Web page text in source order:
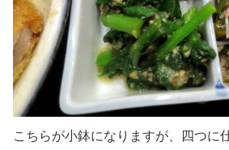
こちらが小鉢になりますが、四つに